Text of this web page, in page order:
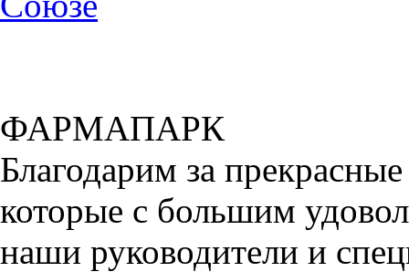
ФАРМАПАРК
Благодарим за
которые с большим
наши руководители и